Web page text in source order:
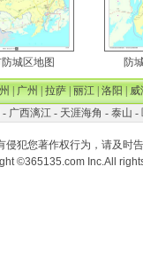
城区地图 防
|广州|拉萨|丽江|洛阳|威
- 广西漓江- 天涯海角 - 泰山 -
犯您著作权行为，请及时
©365135.com Inc.All